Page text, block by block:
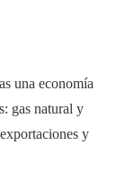
una economía
gas natural y
y